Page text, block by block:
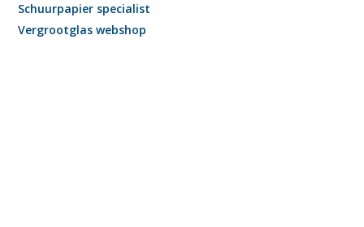
Schuurpapier specialist
Vergrootglas webshop